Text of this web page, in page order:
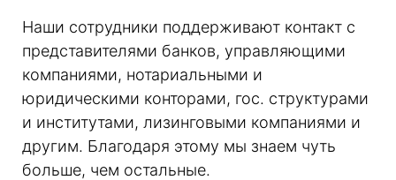
Наши сотрудники поддерживают контакт с
представителями банков, управляющими
компаниями, нотариальными и
юридическими конторами, гос. структурами
и институтами, лизинговыми компаниями и
другим. Благодаря этому мы знаем чуть
больше, чем остальные.